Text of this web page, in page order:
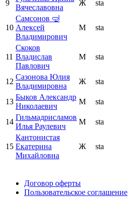
9
Вячеславовна
Ж sta
10
Самсонов 🤿
Алексей
Владимирович
М sta
11
Скоков
Владислав
Павлович
М sta
12
Сазонова Юлия
Владимировна
Ж sta
13
Быков Александр
Николаевич
М sta
14
Гильмадрисламов
Илья Раулевич
М sta
15
Кантонистая
Екатерина
Михайловна
Ж sta
Договор оферты
Пользовательское соглашение